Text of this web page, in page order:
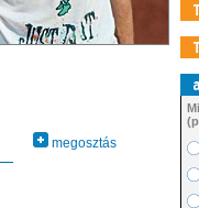
megosztás